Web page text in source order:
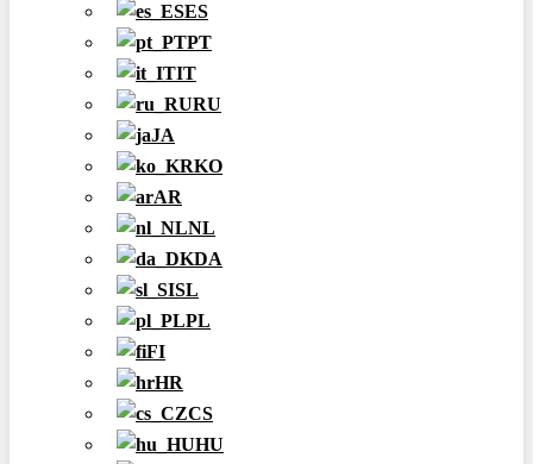
ES
PT
IT
RU
JA
KO
AR
NL
DA
SL
PL
FI
HR
CS
HU